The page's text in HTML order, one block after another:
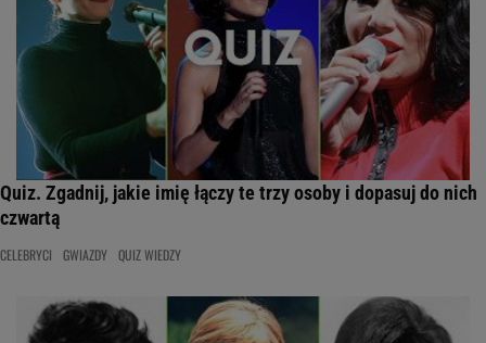
Quiz. Zgadnij, jakie imię łączy te trzy osoby i dopasuj do nich
czwartą
CELEBRYCI GWIAZDY QUIZ WIEDZY